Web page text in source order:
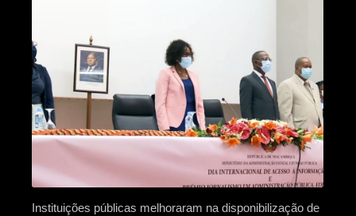
Instituições públicas melhoraram na disponibilização de